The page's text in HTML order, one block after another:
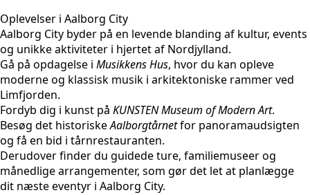
Oplevelser i Aalborg City
Aalborg City byder på en levende blanding af kultur, events
og unikke aktiviteter i hjertet af Nordjylland.
Gå på opdagelse i Musikkens Hus, hvor du kan opleve
moderne og klassisk musik i arkitektoniske rammer ved
Limfjorden.
Fordyb dig i kunst på KUNSTEN Museum of Modern Art.
Besøg det historiskeAalborgtårnetfor panoramaudsigten
og få en bid i tårnrestauranten.
Derudover finder du guidede ture, familiemuseer og
månedlige arrangementer, som gør det let at planlægge
dit næste eventyr i Aalborg City.